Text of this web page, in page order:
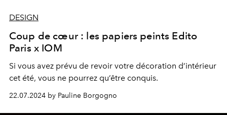
DESIGN
Coup de cœur : les papiers peints Edito
Paris x IOM
Si vous avez prévu de revoir votre décoration d’intérieur
cet été, vous ne pourrez qu’être conquis.
22.07.2024 by Pauline Borgogno